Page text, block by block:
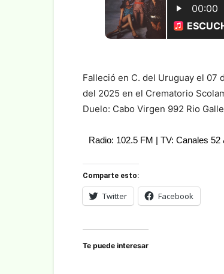
Falleció en C. del Uruguay el 07
del 2025 en el Crematorio
Duelo: Cabo Virgen 992 Rio
Radio: 102.5 FM | TV: Canales
Comparte esto:
Twitter Facebook
Te puede interesar